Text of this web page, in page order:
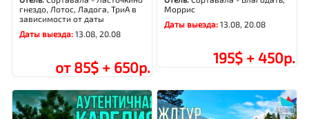
гнездо, Лотос, Ладога, ТриА в
зависимости от даты
Даты выезда:13.08, 20.08
от 85$ + 650р.
Моррис
Даты выезда:13.08, 20.08
195$ + 450р.